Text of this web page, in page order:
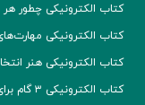
کتاب الکترونیکی چطور
کتاب الکترونیکی
کتاب الکترونیکی هنر
کتاب الکترونیکی ۳ گام برای استخدام موفق